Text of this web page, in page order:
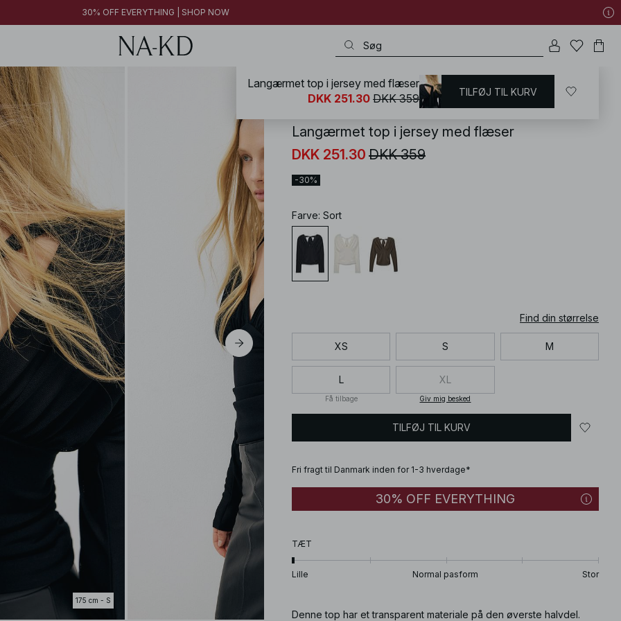
30% OFF EVERYTHING | SHOP NOW
175 cm - S
NA-KD / T-shirts og Toppe / Rynkede toppe
Langærmet top i jersey med flæser
DKK 251.30 DKK 359
-30%
Farve: Sort
Find din størrelse
XS S M
L
Få tilbage
XL
Giv mig besked
TILFØJ TIL KURV
Fri fragt til Danmark inden for 1-3 hverdage*
30% OFF EVERYTHING
TÆT
Lille Normal pasform Stor
Denne top har et transparent materiale på den øverste halvdel.
Langærmet top i jersey med flæser
DKK 251.30 DKK 359 TILFØJ TIL KURV